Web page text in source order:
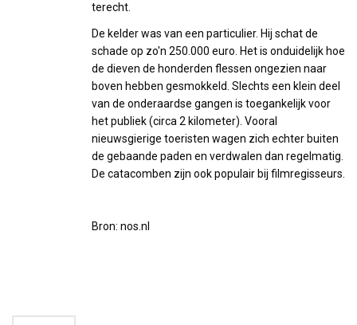
terecht.
De kelder was van een particulier. Hij schat de
schade op zo'n 250.000 euro. Het is onduidelijk hoe
de dieven de honderden flessen ongezien naar
boven hebben gesmokkeld. Slechts een klein deel
van de onderaardse gangen is toegankelijk voor
het publiek (circa 2 kilometer). Vooral
nieuwsgierige toeristen wagen zich echter buiten
de gebaande paden en verdwalen dan regelmatig.
De catacomben zijn ook populair bij filmregisseurs.
Bron: nos.nl